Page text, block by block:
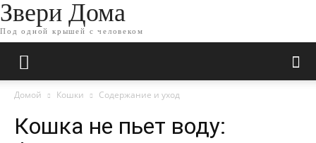
Звери Дома
Под одной крышей с человеком
Домой Кошки Содержание и уход
Кошка не пьет воду: